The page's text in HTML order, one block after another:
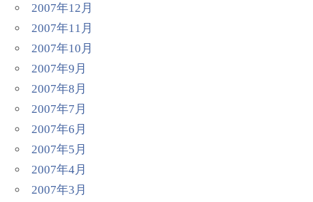
2007年12月
2007年11月
2007年10月
2007年9月
2007年8月
2007年7月
2007年6月
2007年5月
2007年4月
2007年3月